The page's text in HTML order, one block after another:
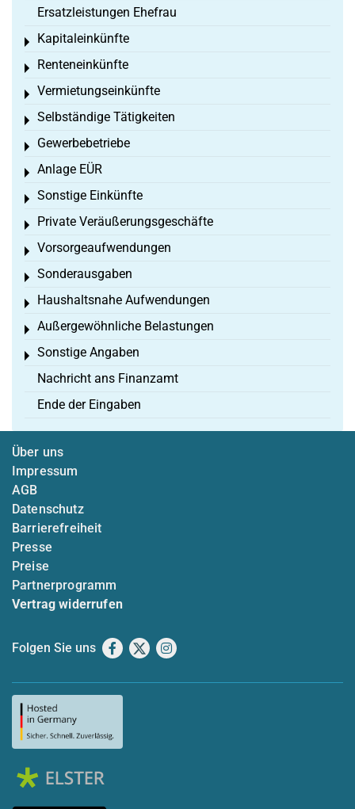
Ersatzleistungen Ehefrau
Kapitaleinkünfte
Toggle menu
Renteneinkünfte
Toggle menu
Vermietungseinkünfte
Toggle menu
Selbständige Tätigkeiten
Toggle menu
Gewerbebetriebe
Toggle menu
Anlage EÜR
Toggle menu
Sonstige Einkünfte
Toggle menu
Private Veräußerungsgeschäfte
Toggle menu
Vorsorgeaufwendungen
Toggle menu
Sonderausgaben
Toggle menu
Haushaltsnahe Aufwendungen
Toggle menu
Außergewöhnliche Belastungen
Toggle menu
Sonstige Angaben
Toggle menu
Nachricht ans Finanzamt
Ende der Eingaben
Über uns
Impressum
AGB
Datenschutz
Barrierefreiheit
Presse
Preise
Partnerprogramm
Vertrag widerrufen
Folgen Sie uns Facebook
X Instagram